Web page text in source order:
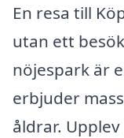
En resa till
utan ett
nöjespark är
erbjuder
åldrar.